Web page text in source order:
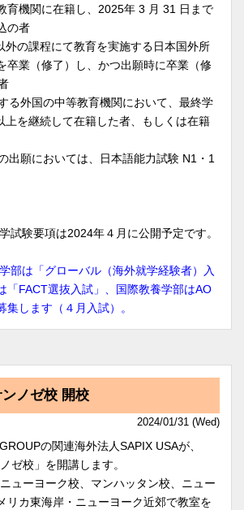
育機関に在籍し、2025年 3 月 31 日まで
の者
外の課程にて教育を実施する日本国外所
卒業（修了）し、かつ出願時に卒業（修
る外国の中等教育機関において、最終学
上を継続して在籍した者、もしくは在籍
出願においては、日本語能⼒試験 N1・1
試験要項は2024年４月に公開予定です。
部は「グローバル（海外就学経験者）入
「FACT選抜入試」、国際教養学部はAO
集します（４月入試）。
ノゼ校 開校
2024/01/31 (Wed)
の関連海外法人SAPIX USAが、
ゼ校」を開講します。
ューヨーク校、マンハッタン校、ニュー
カ東海岸・ニューヨーク近郊で教室を